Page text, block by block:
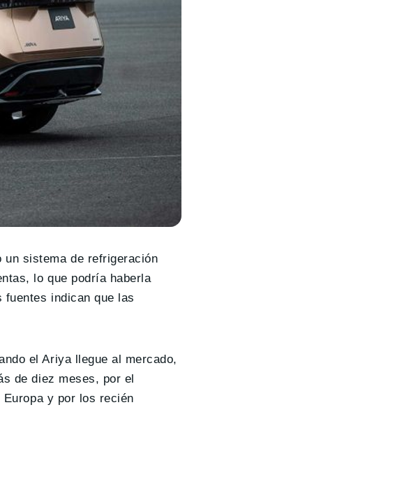
un sistema de refrigeración
lo que podría haberla
indican que las
el Ariya llegue al mercado,
de diez meses, por el
y por los recién